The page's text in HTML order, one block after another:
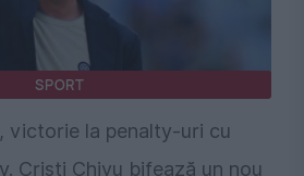
SPORT
victorie la penalty-uri cu
Cristi Chivu bifează un nou